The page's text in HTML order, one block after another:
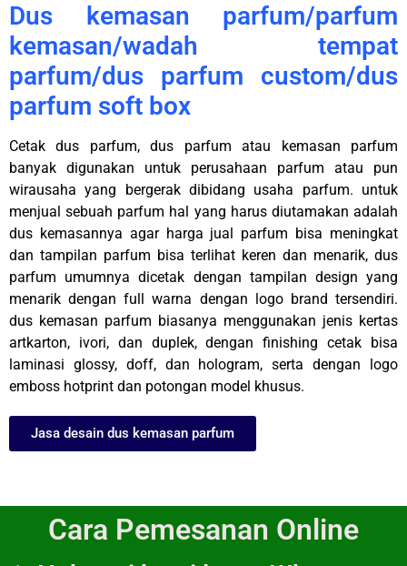
Dus kemasan parfum/parfum
kemasan/wadah tempat
parfum/dus parfum custom/dus
parfum soft box
Cetak dus parfum, dus parfum atau kemasan parfum
banyak digunakan untuk perusahaan parfum atau pun
wirausaha yang bergerak dibidang usaha parfum. untuk
menjual sebuah parfum hal yang harus diutamakan adalah
dus kemasannya agar harga jual parfum bisa meningkat
dan tampilan parfum bisa terlihat keren dan menarik, dus
parfum umumnya dicetak dengan tampilan design yang
menarik dengan full warna dengan logo brand tersendiri.
dus kemasan parfum biasanya menggunakan jenis kertas
artkarton, ivori, dan duplek, dengan finishing cetak bisa
laminasi glossy, doff, dan hologram, serta dengan logo
emboss hotprint dan potongan model khusus.
Jasa desain dus kemasan parfum
Cara Pemesanan Online